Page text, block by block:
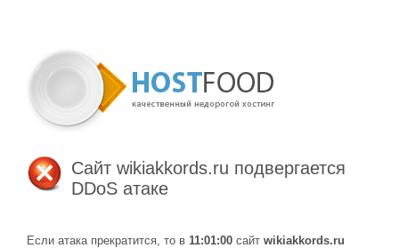
Сайт wikiakkords.ru подвергается
DDoS атаке
Если атака прекратится, то в 11:01:00 сайт wikiakkords.ru